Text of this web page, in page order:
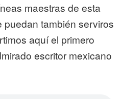
maestras de esta
también serviros
aquí el primero
escritor mexicano